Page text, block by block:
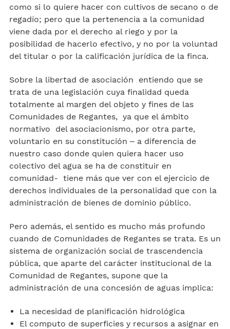
como si lo quiere hacer con cultivos de secano o de
regadío; pero que la pertenencia a la comunidad
viene dada por el derecho al riego y por la
posibilidad de hacerlo efectivo, y no por la voluntad
del titular o por la calificación jurídica de la finca.
Sobre la libertad de asociación entiendo que se
trata de una legislación cuya finalidad queda
totalmente al margen del objeto y fines de las
Comunidades de Regantes, ya que el ámbito
normativo del asociacionismo, por otra parte,
voluntario en su constitución – a diferencia de
nuestro caso donde quien quiera hacer uso
colectivo del agua se ha de constituir en
comunidad- tiene más que ver con el ejercicio de
derechos individuales de la personalidad que con la
administración de bienes de dominio público.
Pero además, el sentido es mucho más profundo
cuando de Comunidades de Regantes se trata. Es un
sistema de organización social de trascendencia
pública, que aparte del carácter institucional de la
Comunidad de Regantes, supone que la
administración de una concesión de aguas implica:
La necesidad de planificación hidrológica
El computo de superficies y recursos a asignar en